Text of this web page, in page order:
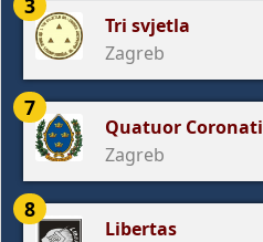
Tri svjetla
Zagreb
7
Quatuor Coronati
Zagreb
8
Libertas